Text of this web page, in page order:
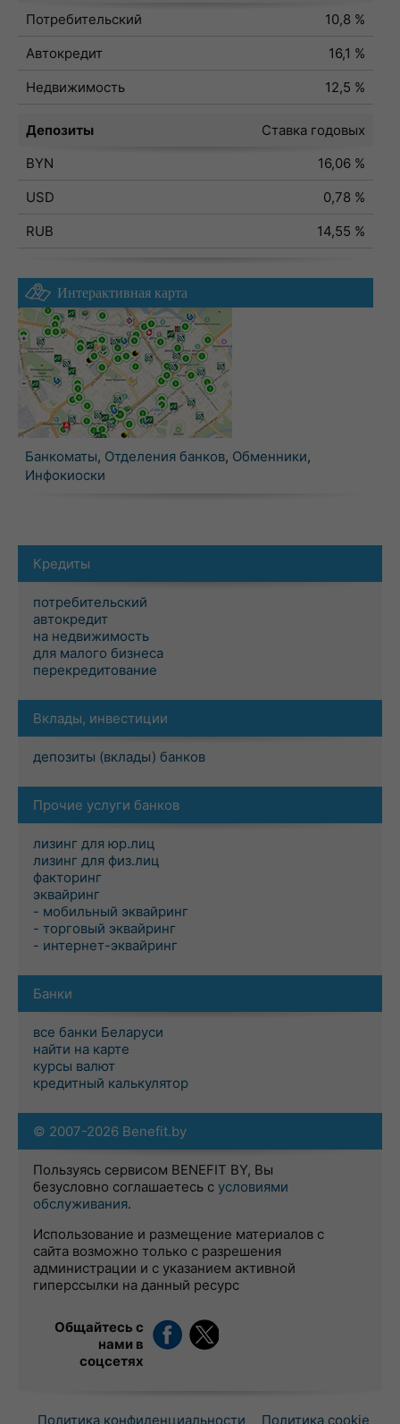
Потребительский
10,8 %
Автокредит
16,1 %
Недвижимость
12,5 %
Депозиты
Ставка годовых
BYN
16,06 %
USD
0,78 %
RUB
14,55 %
Интерактивная карта
Банкоматы, Отделения банков, Обменники,
Инфокиоски
Кредиты
потребительский
автокредит
на недвижимость
для малого бизнеса
перекредитование
Вклады, инвестиции
депозиты (вклады) банков
Прочие услуги банков
лизинг для юр.лиц
лизинг для физ.лиц
факторинг
эквайринг
- мобильный эквайринг
- торговый эквайринг
- интернет-эквайринг
Банки
все банки Беларуси
найти на карте
курсы валют
кредитный калькулятор
© 2007-2026 Benefit.by
Пользуясь сервисом BENEFIT BY, Вы
безусловно соглашаетесь с условиями
обслуживания.
Использование и размещение материалов с
сайта возможно только с разрешения
администрации и с указанием активной
гиперссылки на данный ресурс
Общайтесь с
нами в
соцсетях
Политика конфиденциальности Политика cookie